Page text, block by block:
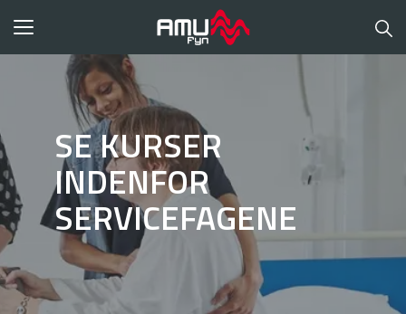
Toggle
SE KURSER
INDENFOR
SERVICEFAGENE